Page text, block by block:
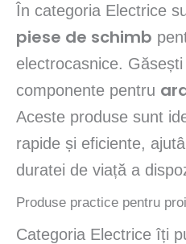
În categoria Electrice
piese de schimb
electrocasnice. Găsești
componente pentru
Aceste produse sunt
rapide și eficiente,
duratei de viață a
Produse practice pentru
Categoria Electrice îți